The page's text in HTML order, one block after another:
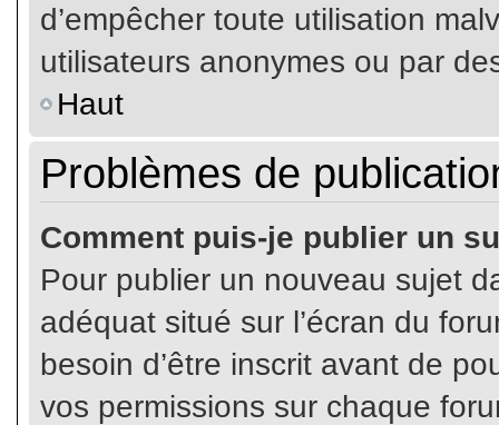
d’empêcher toute utilisation
utilisateurs anonymes ou par
Haut
Problèmes de
Comment puis-je publier un
Pour publier un nouveau sujet
adéquat situé sur l’écran du
besoin d’être inscrit avant de
vos permissions sur chaque